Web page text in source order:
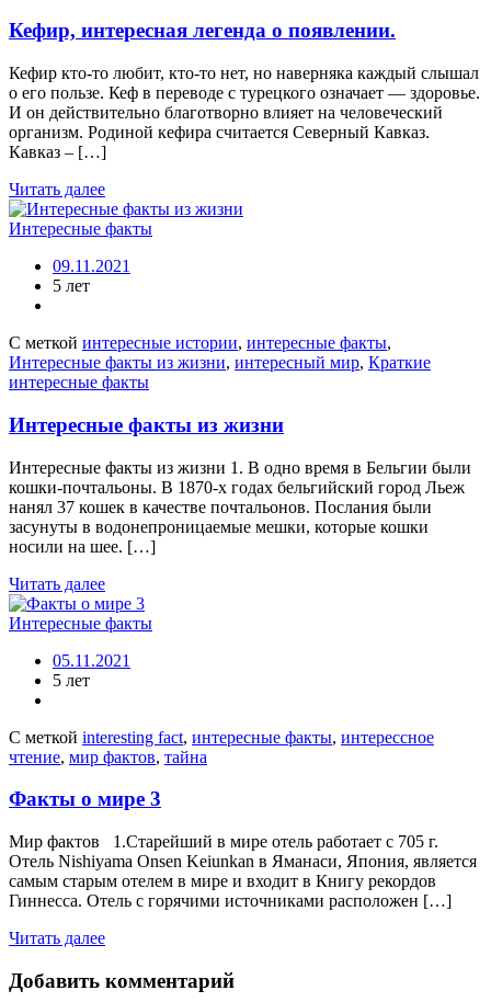
Кефир, интересная легенда о появлении.
Кефир кто-то любит, кто-то нет, но наверняка каждый слышал
о его пользе. Кеф в переводе с турецкого означает — здоровье.
И он действительно благотворно влияет на человеческий
организм. Родиной кефира считается Северный Кавказ.
Кавказ – […]
Читать далее
Интересные факты
09.11.2021
5 лет
С меткой интересные истории, интересные факты,
Интересные факты из жизни, интересный мир, Краткие
интересные факты
Интересные факты из жизни
Интересные факты из жизни 1. В одно время в Бельгии были
кошки-почтальоны. В 1870-х годах бельгийский город Льеж
нанял 37 кошек в качестве почтальонов. Послания были
засунуты в водонепроницаемые мешки, которые кошки
носили на шее. […]
Читать далее
Интересные факты
05.11.2021
5 лет
С меткой interesting fact, интересные факты, интерессное
чтение, мир фактов, тайна
Факты о мире 3
Мир фактов 1.Старейший в мире отель работает с 705 г.
Отель Nishiyama Onsen Keiunkan в Яманаси, Япония, является
самым старым отелем в мире и входит в Книгу рекордов
Гиннесса. Отель с горячими источниками расположен […]
Читать далее
Добавить комментарий